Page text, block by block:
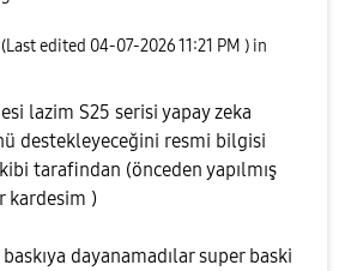
(Last edited ‎04-07-202611:21 PM ) in
lazim S25 serisi yapay zeka
destekleyeceğini resmi bilgisi
tarafindan (önceden yapılmış
kardesim )
dayanamadılar super baski